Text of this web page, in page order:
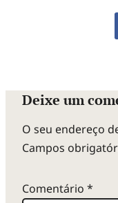
Deixe um
O seu endereço
Campos
Comentário *